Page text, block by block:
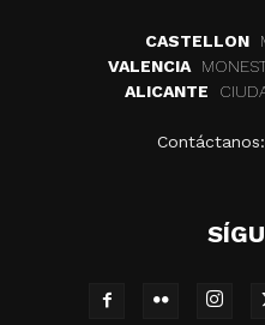
CASTELLON
VALENCIA
ALICANTE
Contáctanos: